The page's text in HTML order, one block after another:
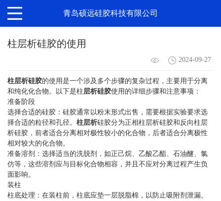
青岛硕远硅胶科技有限公司
柱层析硅胶的使用
2024-09-27
柱层析硅胶的使用是一个涉及多个步骤的复杂过程，主要用于分离
和纯化化合物。以下是柱层析硅胶使用的详细步骤和注意事项：
准备阶段
选择合适的硅胶：硅胶通常以粉末形式出售，需要根据实验要求选
择合适的粒径和孔径。 柱层析硅胶分为正相柱层析硅胶和反向柱层
析硅胶，前者适合分离相对极性较小的化合物，后者适合分离极性
相对较大的化合物。
准备溶剂：选择适当的洗脱剂，如正己烷、乙酸乙酯、石油醚、氯
仿等，这些溶剂应与目标化合物相容，并且不应对分离过程产生负
面影响。
装柱
柱底处理：在装柱前，柱底应垫一层脱脂棉，以防止吸附剂泄漏。